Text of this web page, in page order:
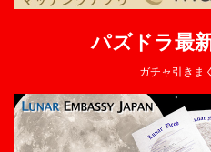
パズドラ最
ガチャ引きま